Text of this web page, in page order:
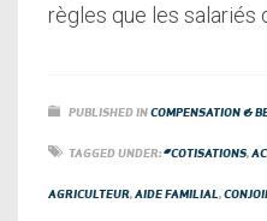
règles que les salariés
PUBLISHED INCOMPENSATION &
TAGGED UNDER:#COTISATIONS,
AGRICULTEUR,AIDE FAMILIAL,